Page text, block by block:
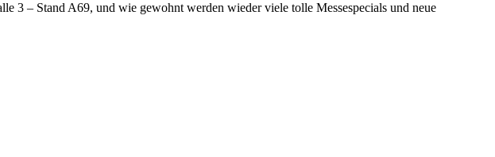
3 – Stand A69, und wie gewohnt werden wieder viele tolle Messespecials und neue